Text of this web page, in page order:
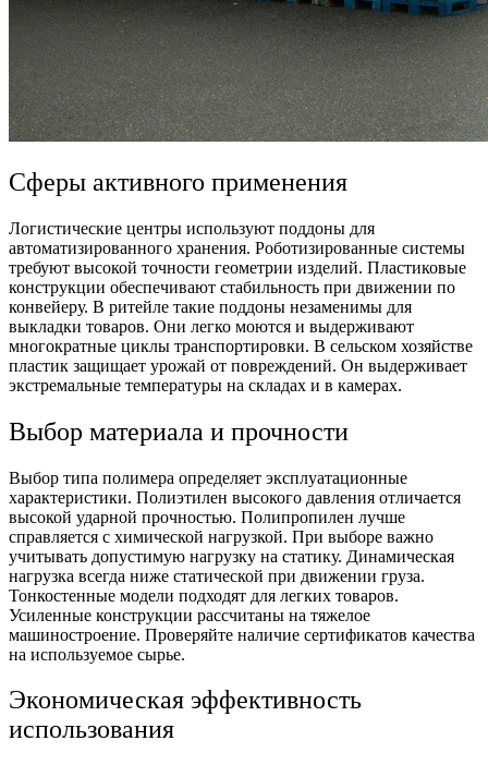
Сферы активного применения
Логистические центры используют поддоны для
автоматизированного хранения. Роботизированные системы
требуют высокой точности геометрии изделий. Пластиковые
конструкции обеспечивают стабильность при движении по
конвейеру. В ритейле такие поддоны незаменимы для
выкладки товаров. Они легко моются и выдерживают
многократные циклы транспортировки. В сельском хозяйстве
пластик защищает урожай от повреждений. Он выдерживает
экстремальные температуры на складах и в камерах.
Выбор материала и прочности
Выбор типа полимера определяет эксплуатационные
характеристики. Полиэтилен высокого давления отличается
высокой ударной прочностью. Полипропилен лучше
справляется с химической нагрузкой. При выборе важно
учитывать допустимую нагрузку на статику. Динамическая
нагрузка всегда ниже статической при движении груза.
Тонкостенные модели подходят для легких товаров.
Усиленные конструкции рассчитаны на тяжелое
машиностроение. Проверяйте наличие сертификатов качества
на используемое сырье.
Экономическая эффективность
использования